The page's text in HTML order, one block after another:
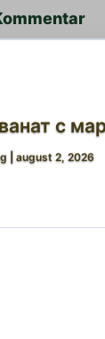
с
august 2, 2026